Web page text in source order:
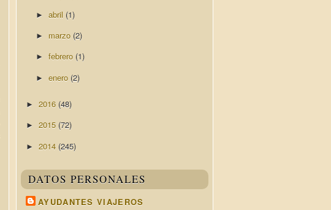
► abril (1)
► marzo (2)
► febrero (1)
► enero (2)
► 2016 (48)
► 2015 (72)
► 2014 (245)
DATOS PERSONALES
AYUDANTES VIAJEROS